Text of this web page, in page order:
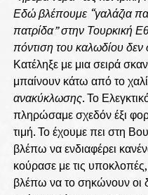
Εδώ βλέπουμε “γαλάζια
πατρίδα” στην Τουρκική
πόντιση του καλωδίου δεν
Κατέληξε με μια σειρά
μπαίνουν κάτω από το
ανακύκλωσης. Το
πληρώσαμε σχεδόν έξι
τιμή. Το έχουμε πει στη
βλέπω να ενδιαφέρει
κούρασε με τις
βλέπω να το σηκώνουν οι